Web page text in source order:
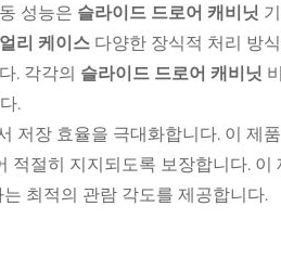
성능은 슬라이드 드로어 캐비닛
리 케이스 다양한 장식적 처리 방
. 각각의 슬라이드 드로어 캐비닛
.
저장 효율을 극대화합니다. 이 제
적절히 지지되도록 보장합니다. 이
최적의 관람 각도를 제공합니다.